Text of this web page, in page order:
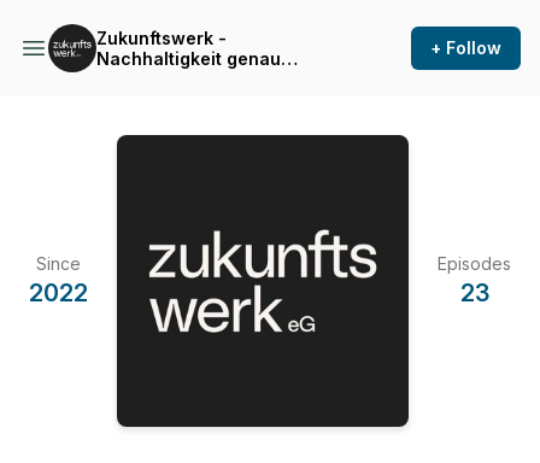
Zukunftswerk -
Nachhaltigkeit genau
+ Follow
Since
2022
Episodes
23